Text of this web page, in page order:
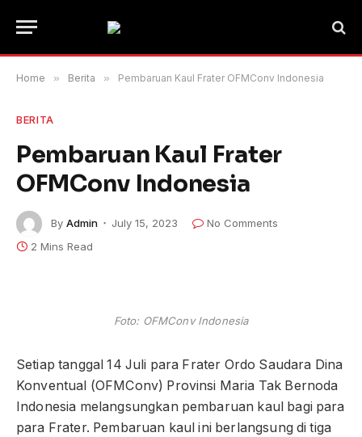
Home » Berita » Pembaruan Kaul Frater OFMConv Indonesia
BERITA
Pembaruan Kaul Frater
OFMConv Indonesia
By Admin July 15, 2023
No Comments
2 Mins Read
Foto: OFMConv Indonesia
Setiap tanggal 14 Juli para Frater Ordo Saudara Dina
Konventual (OFMConv) Provinsi Maria Tak Bernoda
Indonesia melangsungkan pembaruan kaul bagi para
para Frater. Pembaruan kaul ini berlangsung di tiga